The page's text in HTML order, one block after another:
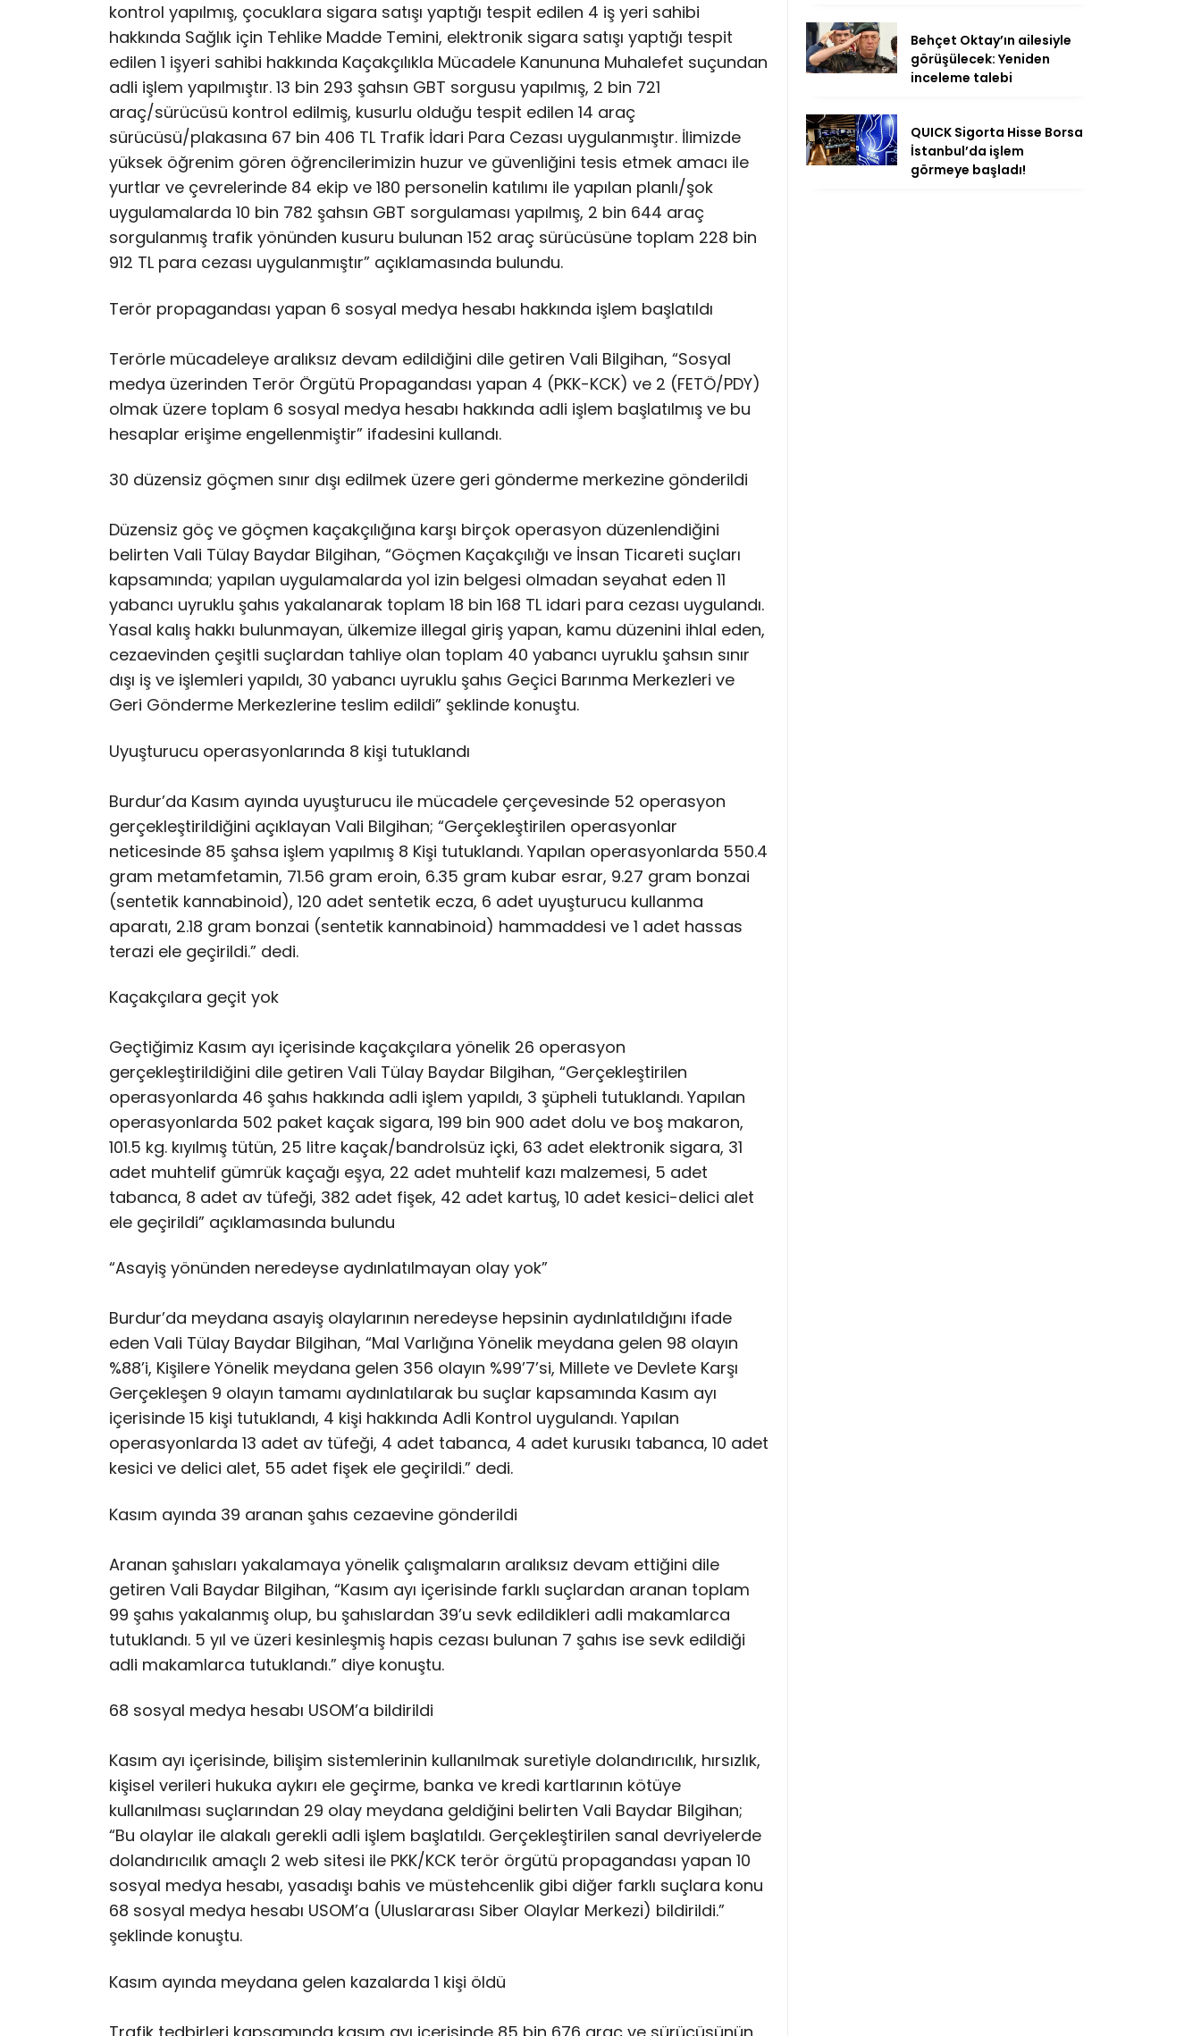
kontrol yapılmış, çocuklara sigara satışı yaptığı tespit edilen 4 iş yeri sahibi
hakkında Sağlık için Tehlike Madde Temini, elektronik sigara satışı yaptığı tespit
edilen 1 işyeri sahibi hakkında Kaçakçılıkla Mücadele Kanununa Muhalefet suçundan
adli işlem yapılmıştır. 13 bin 293 şahsın GBT sorgusu yapılmış, 2 bin 721
araç/sürücüsü kontrol edilmiş, kusurlu olduğu tespit edilen 14 araç
sürücüsü/plakasına 67 bin 406 TL Trafik İdari Para Cezası uygulanmıştır. İlimizde
yüksek öğrenim gören öğrencilerimizin huzur ve güvenliğini tesis etmek amacı ile
yurtlar ve çevrelerinde 84 ekip ve 180 personelin katılımı ile yapılan planlı/şok
uygulamalarda 10 bin 782 şahsın GBT sorgulaması yapılmış, 2 bin 644 araç
sorgulanmış trafik yönünden kusuru bulunan 152 araç sürücüsüne toplam 228 bin
912 TL para cezası uygulanmıştır” açıklamasında bulundu.
Terör propagandası yapan 6 sosyal medya hesabı hakkında işlem başlatıldı
Terörle mücadeleye aralıksız devam edildiğini dile getiren Vali Bilgihan, “Sosyal
medya üzerinden Terör Örgütü Propagandası yapan 4 (PKK-KCK) ve 2 (FETÖ/PDY)
olmak üzere toplam 6 sosyal medya hesabı hakkında adli işlem başlatılmış ve bu
hesaplar erişime engellenmiştir” ifadesini kullandı.
30 düzensiz göçmen sınır dışı edilmek üzere geri gönderme merkezine gönderildi
Düzensiz göç ve göçmen kaçakçılığına karşı birçok operasyon düzenlendiğini
belirten Vali Tülay Baydar Bilgihan, “Göçmen Kaçakçılığı ve İnsan Ticareti suçları
kapsamında; yapılan uygulamalarda yol izin belgesi olmadan seyahat eden 11
yabancı uyruklu şahıs yakalanarak toplam 18 bin 168 TL idari para cezası uygulandı.
Yasal kalış hakkı bulunmayan, ülkemize illegal giriş yapan, kamu düzenini ihlal eden,
cezaevinden çeşitli suçlardan tahliye olan toplam 40 yabancı uyruklu şahsın sınır
dışı iş ve işlemleri yapıldı, 30 yabancı uyruklu şahıs Geçici Barınma Merkezleri ve
Geri Gönderme Merkezlerine teslim edildi” şeklinde konuştu.
Uyuşturucu operasyonlarında 8 kişi tutuklandı
Burdur’da Kasım ayında uyuşturucu ile mücadele çerçevesinde 52 operasyon
gerçekleştirildiğini açıklayan Vali Bilgihan; “Gerçekleştirilen operasyonlar
neticesinde 85 şahsa işlem yapılmış 8 Kişi tutuklandı. Yapılan operasyonlarda 550.4
gram metamfetamin, 71.56 gram eroin, 6.35 gram kubar esrar, 9.27 gram bonzai
(sentetik kannabinoid), 120 adet sentetik ecza, 6 adet uyuşturucu kullanma
aparatı, 2.18 gram bonzai (sentetik kannabinoid) hammaddesi ve 1 adet hassas
terazi ele geçirildi.” dedi.
Kaçakçılara geçit yok
Geçtiğimiz Kasım ayı içerisinde kaçakçılara yönelik 26 operasyon
gerçekleştirildiğini dile getiren Vali Tülay Baydar Bilgihan, “Gerçekleştirilen
operasyonlarda 46 şahıs hakkında adli işlem yapıldı, 3 şüpheli tutuklandı. Yapılan
operasyonlarda 502 paket kaçak sigara, 199 bin 900 adet dolu ve boş makaron,
101.5 kg. kıyılmış tütün, 25 litre kaçak/bandrolsüz içki, 63 adet elektronik sigara, 31
adet muhtelif gümrük kaçağı eşya, 22 adet muhtelif kazı malzemesi, 5 adet
tabanca, 8 adet av tüfeği, 382 adet fişek, 42 adet kartuş, 10 adet kesici-delici alet
ele geçirildi” açıklamasında bulundu
“Asayiş yönünden neredeyse aydınlatılmayan olay yok”
Burdur’da meydana asayiş olaylarının neredeyse hepsinin aydınlatıldığını ifade
eden Vali Tülay Baydar Bilgihan, “Mal Varlığına Yönelik meydana gelen 98 olayın
%88’i, Kişilere Yönelik meydana gelen 356 olayın %99’7’si, Millete ve Devlete Karşı
Gerçekleşen 9 olayın tamamı aydınlatılarak bu suçlar kapsamında Kasım ayı
içerisinde 15 kişi tutuklandı, 4 kişi hakkında Adli Kontrol uygulandı. Yapılan
operasyonlarda 13 adet av tüfeği, 4 adet tabanca, 4 adet kurusıkı tabanca, 10 adet
kesici ve delici alet, 55 adet fişek ele geçirildi.” dedi.
Kasım ayında 39 aranan şahıs cezaevine gönderildi
Aranan şahısları yakalamaya yönelik çalışmaların aralıksız devam ettiğini dile
getiren Vali Baydar Bilgihan, “Kasım ayı içerisinde farklı suçlardan aranan toplam
99 şahıs yakalanmış olup, bu şahıslardan 39’u sevk edildikleri adli makamlarca
tutuklandı. 5 yıl ve üzeri kesinleşmiş hapis cezası bulunan 7 şahıs ise sevk edildiği
adli makamlarca tutuklandı.” diye konuştu.
68 sosyal medya hesabı USOM’a bildirildi
Kasım ayı içerisinde, bilişim sistemlerinin kullanılmak suretiyle dolandırıcılık, hırsızlık,
kişisel verileri hukuka aykırı ele geçirme, banka ve kredi kartlarının kötüye
kullanılması suçlarından 29 olay meydana geldiğini belirten Vali Baydar Bilgihan;
“Bu olaylar ile alakalı gerekli adli işlem başlatıldı. Gerçekleştirilen sanal devriyelerde
dolandırıcılık amaçlı 2 web sitesi ile PKK/KCK terör örgütü propagandası yapan 10
sosyal medya hesabı, yasadışı bahis ve müstehcenlik gibi diğer farklı suçlara konu
68 sosyal medya hesabı USOM’a (Uluslararası Siber Olaylar Merkezi) bildirildi.”
şeklinde konuştu.
Kasım ayında meydana gelen kazalarda 1 kişi öldü
Behçet Oktay’ın ailesiyle
görüşülecek: Yeniden
inceleme talebi
QUICK Sigorta Hisse Borsa
İstanbul’da işlem
görmeye başladı!